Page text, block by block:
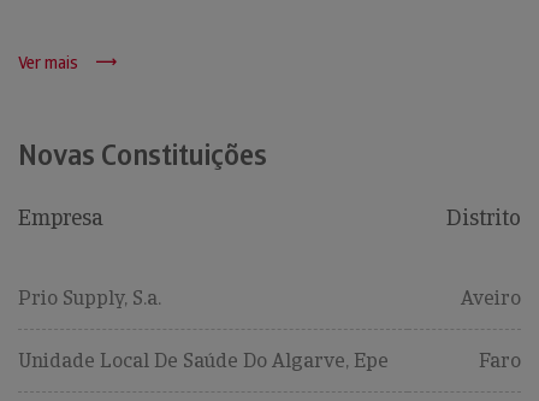
Ver mais
Novas Constituições
Empresa Distrito
Prio Supply, S.a. Aveiro
Unidade Local De Saúde Do Algarve, Epe Faro